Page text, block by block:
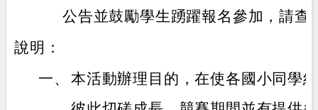
公告並鼓勵學生踴躍報名參加，請查
說明：
一、 本活動辦理目的，在使各國小同學